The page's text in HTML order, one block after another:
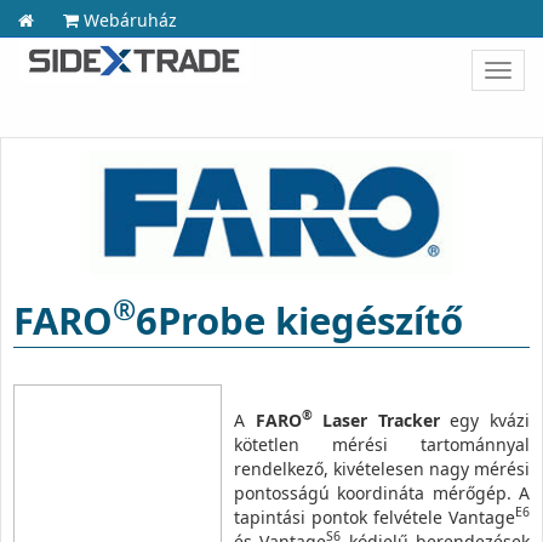
Webáruház
FARO®6Probe kiegészítő
A FARO®Laser Trackeregy kvázi
kötetlen mérési tartománnyal
rendelkező, kivételesen nagy mérési
pontosságú koordináta mérőgép. A
tapintási pontok felvétele VantageE6
S6